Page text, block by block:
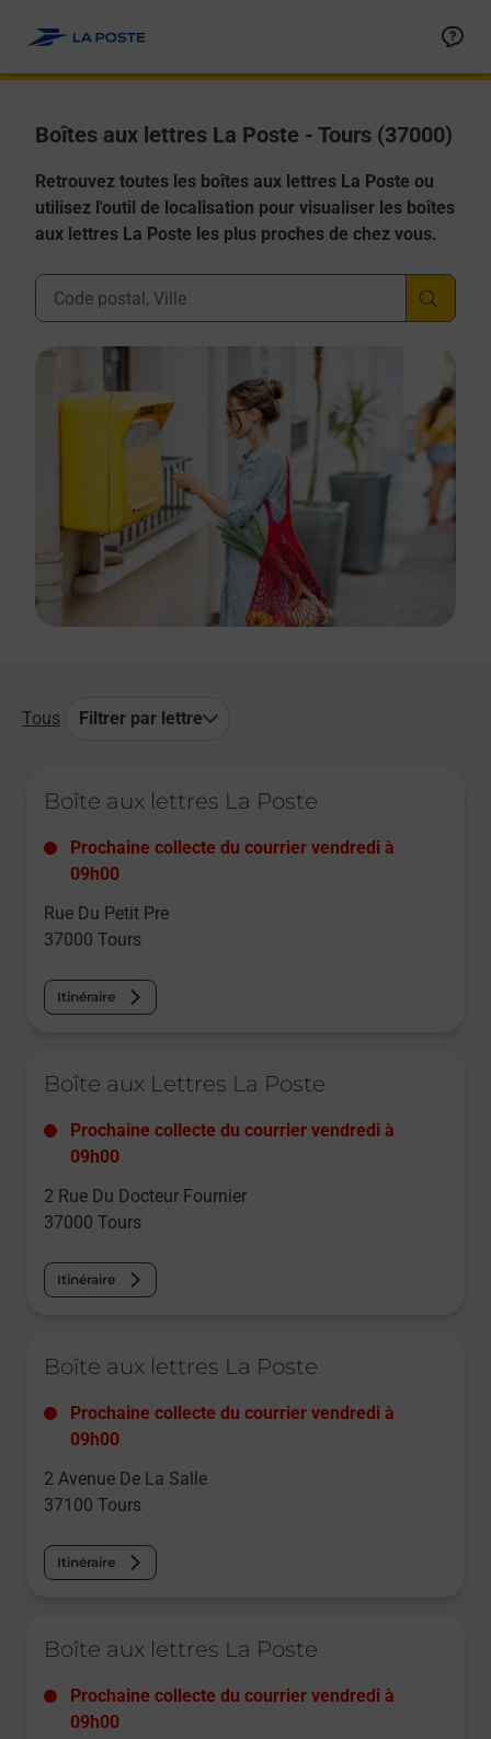
Boîtes aux lettres La Poste - Tours (37000)
Retrouvez toutes les boîtes aux lettres La Poste ou
utilisez l'outil de localisation pour visualiser les boîtes
aux lettres La Poste les plus proches de chez vous.
Ville, Département, Code Postal
Tous Filtrer par lettre
Boîte aux lettres La Poste
Prochaine collecte du courrier vendredi à
09h00
Rue Du Petit Pre
37000 Tours
Itinéraire
Boîte aux Lettres La Poste
Prochaine collecte du courrier vendredi à
09h00
2 Rue Du Docteur Fournier
37000 Tours
Itinéraire
Boîte aux lettres La Poste
Prochaine collecte du courrier vendredi à
09h00
2 Avenue De La Salle
37100 Tours
Itinéraire
Boîte aux lettres La Poste
Prochaine collecte du courrier vendredi à
09h00